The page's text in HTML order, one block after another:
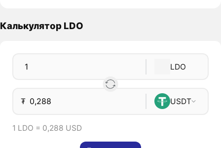
Калькулятор LDO
LDO
₮ USDT
1 LDO = 0,288 USD